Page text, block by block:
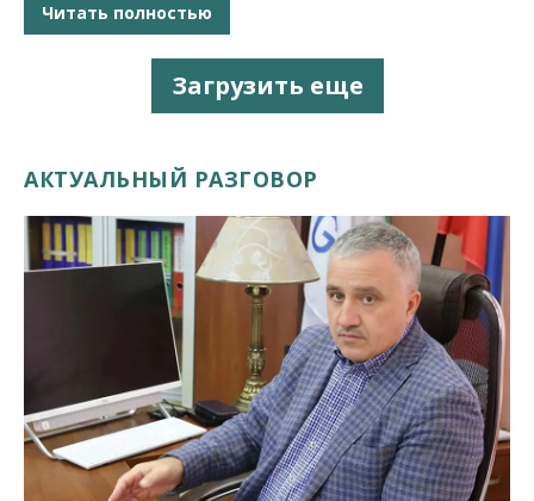
Читать полностью
Загрузить еще
АКТУАЛЬНЫЙ РАЗГОВОР